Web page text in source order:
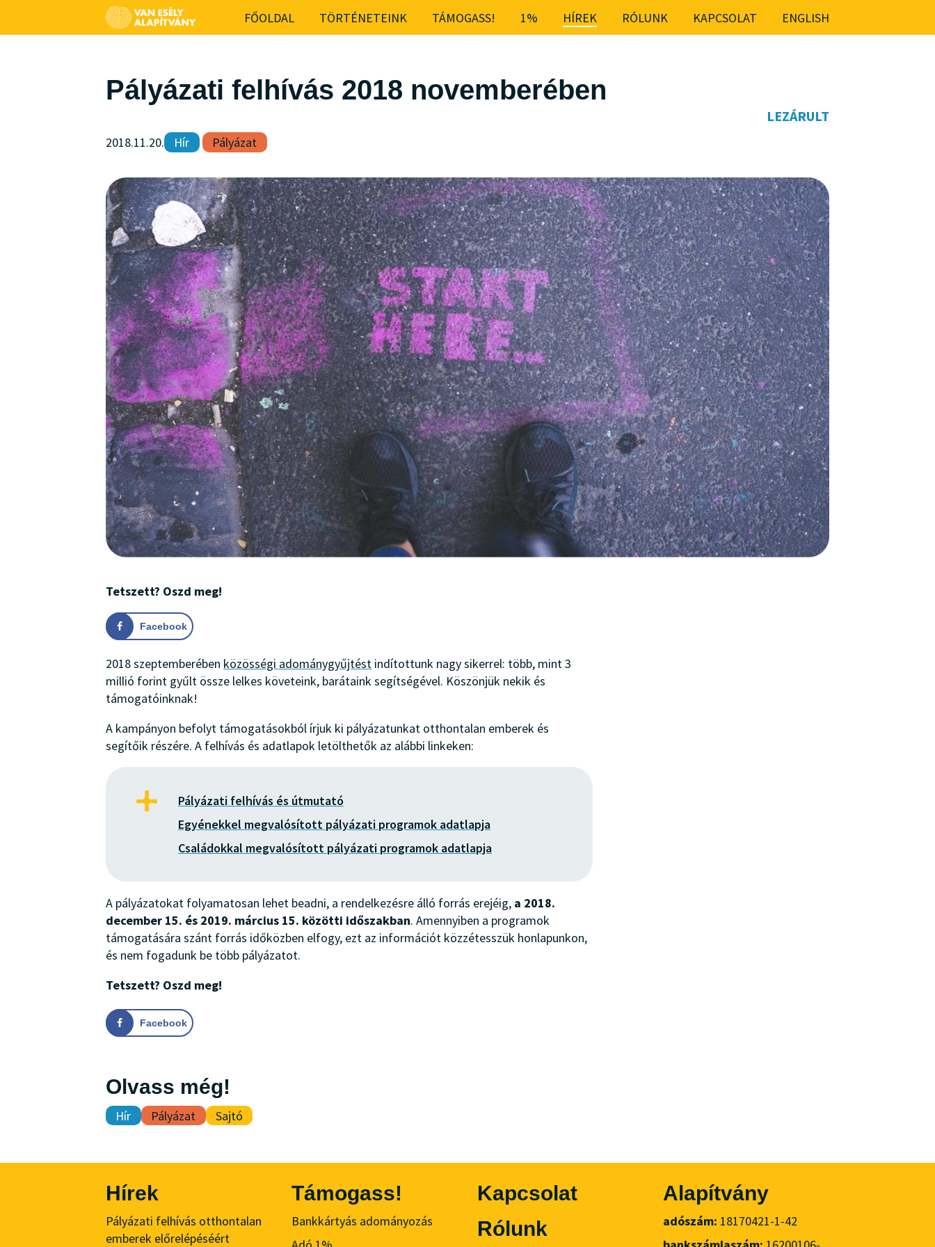
FŐOLDAL TÖRTÉNETEINK TÁMOGASS! 1% HÍREK RÓLUNK KAPCSOLAT ENGLISH
Pályázati felhívás 2018 novemberében
LEZÁRULT
2018.11.20. Hír Pályázat
Tetszett? Oszd meg!
Facebook
2018 szeptemberében közösségi adománygyűjtést indítottunk nagy sikerrel: több, mint 3
millió forint gyűlt össze lelkes követeink, barátaink segítségével. Köszönjük nekik és
támogatóinknak!
A kampányon befolyt támogatásokból írjuk ki pályázatunkat otthontalan emberek és
segítőik részére. A felhívás és adatlapok letölthetők az alábbi linkeken:
Pályázati felhívás és útmutató
Egyénekkel megvalósított pályázati programok adatlapja
Családokkal megvalósított pályázati programok adatlapja
A pályázatokat folyamatosan lehet beadni, a rendelkezésre álló forrás erejéig, a 2018.
december 15. és 2019. március 15. közötti időszakban. Amennyiben a programok
támogatására szánt forrás időközben elfogy, ezt az információt közzétesszük honlapunkon,
és nem fogadunk be több pályázatot.
Tetszett? Oszd meg!
Facebook
Olvass még!
Hír Pályázat Sajtó
Hírek
Pályázati felhívás otthontalan
emberek előrelépéséért
Támogass!
Bankkártyás adományozás
Kapcsolat
Rólunk
Alapítvány
adószám: 18170421-1-42